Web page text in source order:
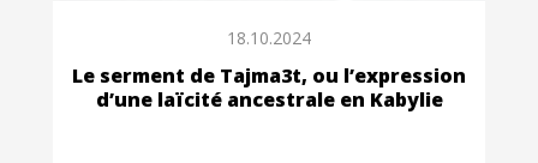
18.10.2024
Le serment de Tajma3t, ou l’expression
d’une laïcité ancestrale en Kabylie